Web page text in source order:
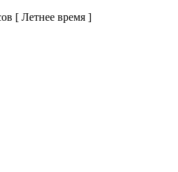
[ Летнее время ]